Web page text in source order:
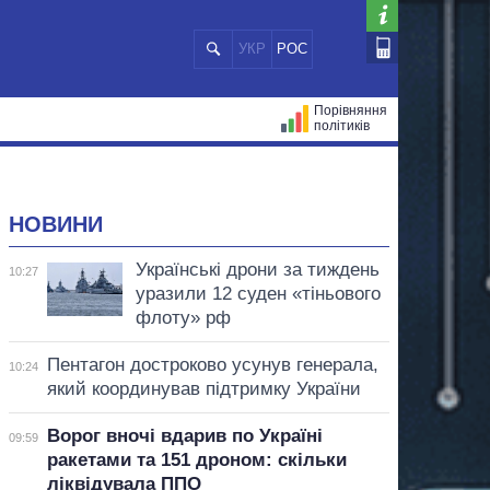
УКР РОС
Порівняння
політиків
НОВИНИ
10:27
Українські дрони за тиждень
уразили 12 суден «тіньового
флоту» рф
10:24
Пентагон достроково усунув генерала,
який координував підтримку України
09:59
Ворог вночі вдарив по Україні
ракетами та 151 дроном: скільки
ліквідувала ППО